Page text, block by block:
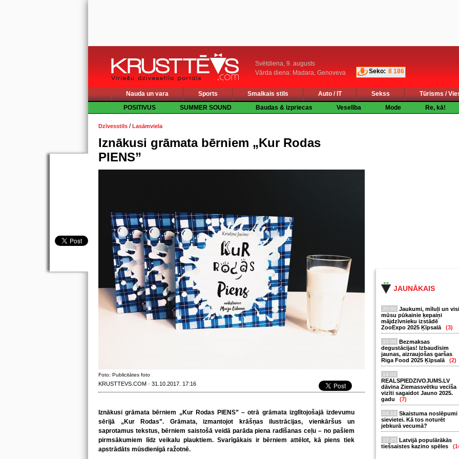
Svētdiena, 9. augusts
Vārda diena: Madara, Genoveva
Seko: 8 186
Nauda un vara Sports Smalkais stils Auto / IT Sekss
Tūrisms /
POSITIVUS
SUMMER SOUND Baudas & izpriecas Veselība Mode Re, kā!
JAUNĀKAIS
20:00 Jaukumi, mīluļi un visi
mūsu pūkainie ķepaiņi
mājdzīvnieku izstādē
ZooExpo 2025 Ķīpsalā
(3)
10:00 Bezmaksas
degustācijas! Izbaudīsim
jaunas, aizraujošas garšas
Riga Food 2025 Ķīpsalā
(2)
14:02
REALSPIEDZIVOJUMS.LV
dāvina Ziemassvētku vecīša
vizīti sagaidot Jauno 2025.
gadu
(7)
04:18 Skaistuma noslēpumi
sievietei. Kā tos noturēt
jebkurā vecumā?
10:25 Latvijā populārākās
tiešsaistes kazino spēles
Dzīvesstils /Lasāmviela
Iznākusi grāmata bērniem „Kur Rodas
PIENS”
Foto: Publicitātes foto
KRUSTTEVS.COM · 31.10.2017. 17:16
Iznākusi grāmata bērniem „Kur Rodas PIENS” – otrā grāmata izglītojošajā izdevumu
sērijā „Kur Rodas”. Grāmata, izmantojot krāšņas ilustrācijas, vienkāršus un
saprotamus tekstus, bērniem saistošā veidā parāda piena radīšanas ceļu – no pašiem
pirmsākumiem līdz veikalu plauktiem. Svarīgākais ir bērniem attēlot, kā piens tiek
apstrādāts mūsdienīgā ražotnē.